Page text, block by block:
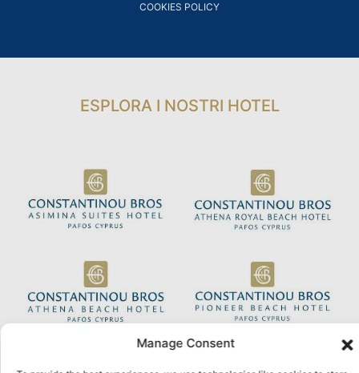
Manage Consent
COOKIES POLICY
ESPLORA I NOSTRI HOTEL